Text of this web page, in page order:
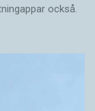
också.